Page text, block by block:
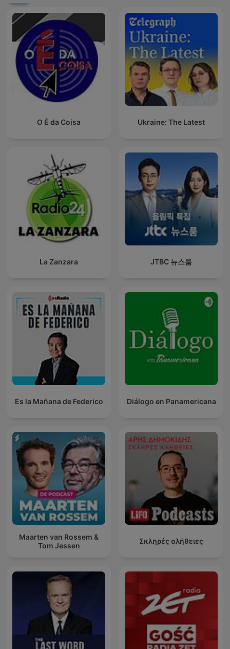
O É da Coisa Ukraine: The Latest
La Zanzara JTBC 뉴스룸
Es la Mañana de Federico Diálogo en Panamericana
Maarten van Rossem &
Tom Jessen
Σκληρές αλήθειες